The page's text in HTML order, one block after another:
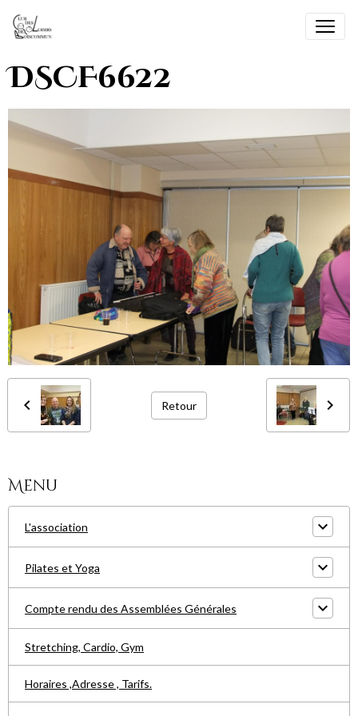
DSCF6622
Retour
Menu
L'association
Pilates et Yoga
Compte rendu des Assemblées Générales
Stretching, Cardio, Gym
Horaires ,Adresse , Tarifs.